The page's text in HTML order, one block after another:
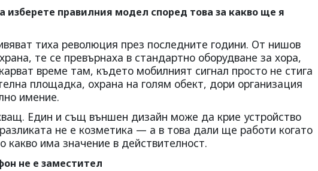
правилния модел според това за какво ще я
тиха революция през последните години. От нишов
те се превърнаха в стандартно оборудване за хора,
време там, където мобилният сигнал просто не стига
площадка, охрана на голям обект, дори организация
имение.
Един и същ външен дизайн може да крие устройство
не е козметика — а в това дали ще работи когато
какво има значение в действителност.
не е заместител